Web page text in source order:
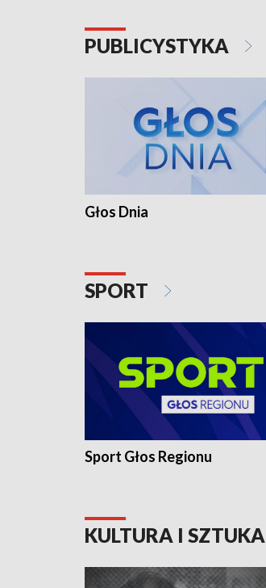
PUBLICYSTYKA
Głos Dnia
SPORT
Sport Głos Regionu
KULTURA I SZTUKA